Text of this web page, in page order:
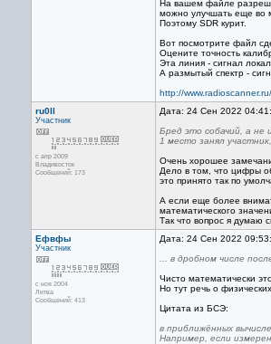
На вашем файле
можно улучшать еще во
Поэтому SDR курит.
Вот посмотрите файл
Оцените точность
Эта линия - сигнал
А размытый спектр -
http://
ru0ll
Участник
с апр 2009
Владивосток
Сообщений: 173
Дата: 24 Сен 2022
Бред это собачий, а не
1 место занял
Очень хорошее
Дело в том, что цифры
это принято так по
А если еще более
математического
Так что вопрос я думаю
Ефвфы
Участник
с ноя 2004
Литва
Сообщений: 413
Дата: 24 Сен 2022
... в дробном числе
Чисто математически
Но тут речь о
Цитата из БСЭ:
в приближённых
Например, если